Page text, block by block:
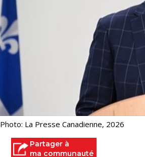
Photo: La Presse Canadienne, 2026
Partager à
ma communauté